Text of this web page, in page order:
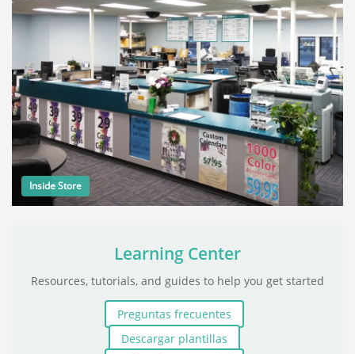
Inside Store
Learning Center
Resources, tutorials, and guides to help you get started
Preguntas frecuentes
Descargar plantillas